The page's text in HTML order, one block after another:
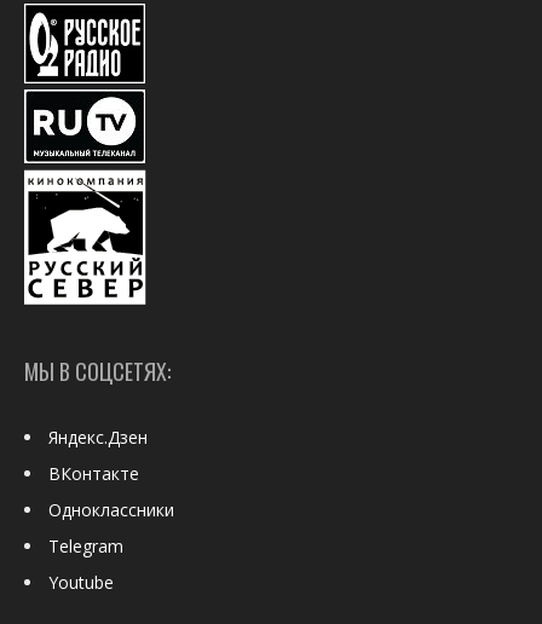
МЫ В СОЦСЕТЯХ:
Яндекс.Дзен
ВКонтакте
Одноклассники
Telegram
Youtube